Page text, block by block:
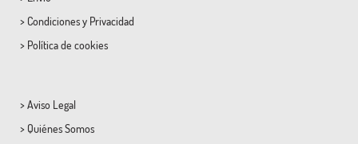
> Condicionesy Privacidad
> Política de cookies
> Aviso Legal
> Quiénes Somos